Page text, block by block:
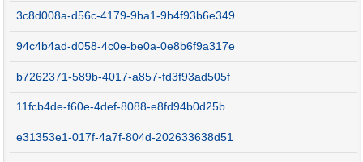
3c8d008a-d56c-4179-9ba1-9b4f93b6e349
94c4b4ad-d058-4c0e-be0a-0e8b6f9a317e
b7262371-589b-4017-a857-fd3f93ad505f
11fcb4de-f60e-4def-8088-e8fd94b0d25b
e31353e1-017f-4a7f-804d-202633638d51